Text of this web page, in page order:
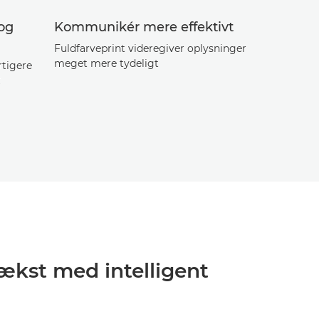
Kommunikér mere effektivt
Fuldfarveprint videregiver oplysninger
meget mere tydeligt
med intelligent